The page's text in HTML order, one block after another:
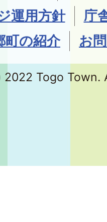
運用方針
庁
町の紹介
お
Togo Town.